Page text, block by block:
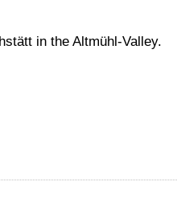
in the Altmühl-Valley.